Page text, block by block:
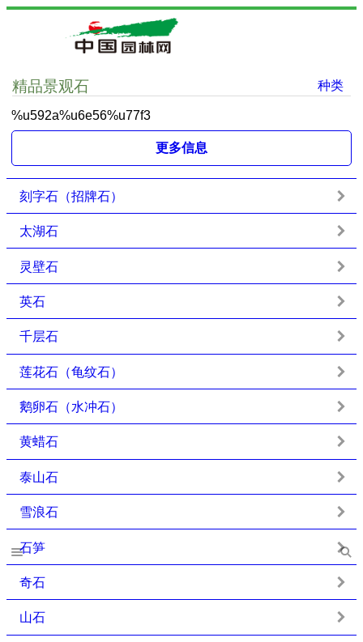
精品景观石 种类
%u592a%u6e56%u77f3
更多信息
刻字石（招牌石）
太湖石
灵壁石
英石
千层石
莲花石（龟纹石）
鹅卵石（水冲石）
黄蜡石
泰山石
雪浪石
石笋
奇石
山石